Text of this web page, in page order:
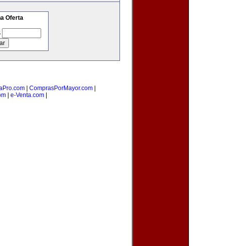
Oferta
ComprasPorMayor.com
| e-Venta.com|